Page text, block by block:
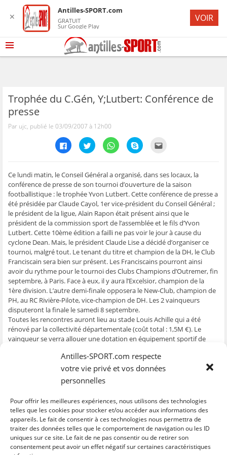
Antilles-SPORT.com respecte
votre vie privé et vos données
personnelles
Pour offrir les meilleures expériences, nous utilisons des technologies
telles que les cookies pour stocker et/ou accéder aux informations des
appareils. Le fait de consentir à ces technologies nous permettra de
traiter des données telles que le comportement de navigation ou les ID
uniques sur ce site. Le fait de ne pas consentir ou de retirer son
consentement peut avoir un effet négatif sur certaines caractéristiques
Trophée du C.Gén, Y;Lutbert: Conférence de
presse
Par ujc, publié le 03/09/2007 à 12h00
C
l
e
z
p
o
u
r
p
a
r
a
g
e
r
s
u
r
F
a
c
e
b
o
o
k
(
o
u
e
a
s
e
n
o
u
v
e
l
l
e
C
l
e
z
p
o
u
r
p
a
r
a
g
e
r
s
u
r
w
i
t
t
e
r
(
o
u
v
d
n
s
u
n
o
u
v
e
l
e
f
C
l
e
z
p
o
u
r
p
a
r
a
g
e
r
s
u
r
h
a
t
s
A
p
p
(
o
u
e
a
n
o
u
v
e
l
l
e
C
l
e
z
p
o
u
r
p
a
r
a
g
e
r
s
u
r
k
y
p
e
o
u
v
r
e
n
u
u
v
e
l
l
e
f
e
n
e
z
p
o
u
r
e
n
v
y
e
r
p
a
r
e
m
a
i
l
n
a
m
i
r
s
u
n
e
n
o
u
v
e
Ce lundi matin, le Conseil Général a organisé, dans ses locaux, la
conférence de presse de son tournoi d’ouverture de la saison
footballistique : le trophée Yvon Lutbert. Cette conférence de presse a
été présidée par Claude Cayol, 1er vice-président du Conseil Général ;
le président de la ligue, Alain Rapon était présent ainsi que le
président de la commission sport de l’assemblée et le fils d’Yvon
Lutbert. Cette 10ème édition a failli ne pas voir le jour à cause du
cyclone Dean. Mais, le président Claude Lise a décidé d’organiser ce
tournoi, malgré tout. Le tenant du titre et champion de la DH, le Club
Franciscain sera bien sur présent. Les Franciscains pourront ainsi
avoir du rythme pour le tournoi des Clubs Champions d’Outremer, fin
septembre, à Paris. Face à eux, il y aura l’Excelsior, champion de la
1ère division. L’autre demi-finale opposera le New-Club, champion de
PH, au RC Rivière-Pilote, vice-champion de DH. Les 2 vainqueurs
disputeront la finale le samedi 8 septembre.
Toutes les rencontres auront lieu au stade Louis Achille qui a été
rénové par la collectivité départementale (coût total : 1,5M €). Le
vainqueur se verra allouer une dotation en équipement sportif de
Jeudi 6 septembre
Club
Samedi 8 septembre
19h00 : Finale
C
l
C
l
C
l
i
C
l
C
l
✕
Antilles-SPORT.com
GRATUIT
Sur Google Play
VOIR